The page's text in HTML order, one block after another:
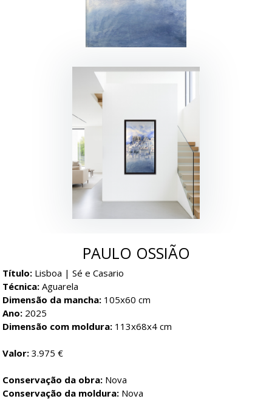
PAULO OSSIÃO
Título: Lisboa | Sé e Casario
Técnica:Aguarela
Dimensão da mancha: 105x60 cm
Ano: 2025
Dimensão com moldura: 113x68x4 cm
Valor:3.975 €
Conservação da obra: Nova
Conservação da moldura: Nova